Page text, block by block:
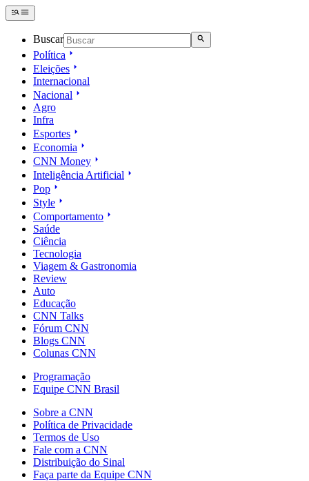
Buscar
Política
Eleições
Internacional
Nacional
Agro
Infra
Esportes
Economia
CNN Money
Inteligência Artificial
Pop
Style
Comportamento
Saúde
Ciência
Tecnologia
Viagem & Gastronomia
Review
Auto
Educação
CNN Talks
Fórum CNN
Blogs CNN
Colunas CNN
Programação
Equipe CNN Brasil
Sobre a CNN
Política de Privacidade
Termos de Uso
Fale com a CNN
Distribuição do Sinal
Faça parte da Equipe CNN